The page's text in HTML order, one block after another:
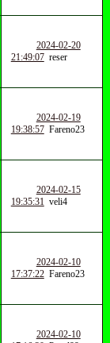
2024-02-20
21:49:07 reser
2024-02-19
19:38:57 Fareno23
2024-02-15
19:35:31 veli4
2024-02-10
17:37:22 Fareno23
2024-02-10